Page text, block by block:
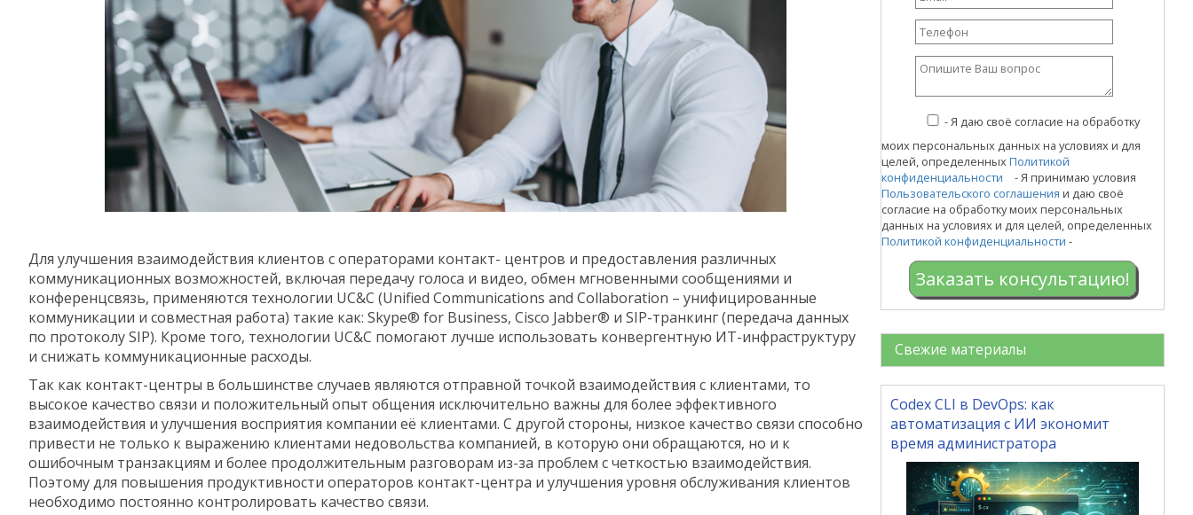
Для улучшения взаимодействия клиентов с операторами контакт- центров и предоставления различных
коммуникационных возможностей, включая передачу голоса и видео, обмен мгновенными сообщениями и
конференцсвязь, применяются технологии UC&C (Unified Communications and Collaboration – унифицированные
коммуникации и совместная работа) такие как: Skype® for Business, Cisco Jabber® и SIP-транкинг (передача данных
по протоколу SIP). Кроме того, технологии UC&C помогают лучше использовать конвергентную ИТ-инфраструктуру
и снижать коммуникационные расходы.
Так как контакт-центры в большинстве случаев являются отправной точкой взаимодействия с клиентами, то
высокое качество связи и положительный опыт общения исключительно важны для более эффективного
взаимодействия и улучшения восприятия компании её клиентами. С другой стороны, низкое качество связи способно
привести не только к выражению клиентами недовольства компанией, в которую они обращаются, но и к
ошибочным транзакциям и более продолжительным разговорам из-за проблем с четкостью взаимодействия.
Поэтому для повышения продуктивности операторов контакт-центра и улучшения уровня обслуживания клиентов
необходимо постоянно контролировать качество связи.
-Я даю своё согласие на обработку
моих персональных данных на условиях и для
целей, определенныхПолитикой
конфиденциальности
- Я принимаю условия
Пользовательского соглашения и даю своё
согласие на обработку моих персональных
данных на условиях и для целей, определенных
Политикой конфиденциальности -
Заказать консультацию!
Свежие материалы
Codex CLI в DevOps: как
автоматизация с ИИ экономит
время администратора